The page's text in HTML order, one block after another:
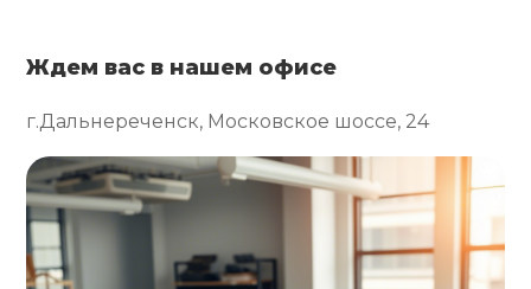
Ждем вас в нашем офисе
г.Дальнереченск, Московское шоссе, 24